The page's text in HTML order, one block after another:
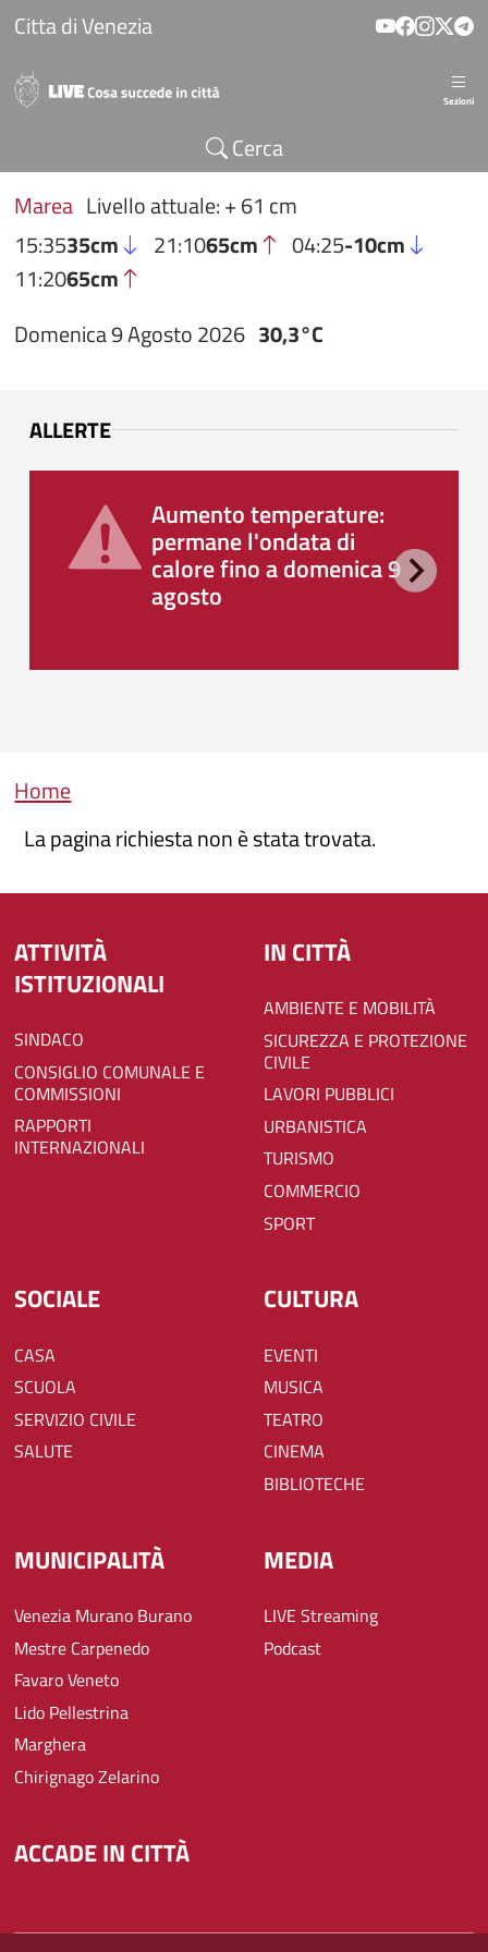
Salta al contenuto principale
Citta di Venezia
Sezioni
Cerca
Marea Livello attuale: + 61 cm
15:3535cm 21:1065cm 04:25-10cm
11:2065cm
Domenica 9 Agosto 2026 30,3°C
ALLERTE
Aumento temperature:
permane l'ondata di
calore fino a domenica 9
agosto
Briciole di pane
Home
La pagina richiesta non è stata trovata.
ATTIVITÀ
ISTITUZIONALI
SINDACO
CONSIGLIO COMUNALE E
COMMISSIONI
RAPPORTI
INTERNAZIONALI
IN CITTÀ
AMBIENTE E MOBILITÀ
SICUREZZA E PROTEZIONE
CIVILE
LAVORI PUBBLICI
URBANISTICA
TURISMO
COMMERCIO
SPORT
SOCIALE
CASA
SCUOLA
SERVIZIO CIVILE
SALUTE
CULTURA
EVENTI
MUSICA
TEATRO
CINEMA
BIBLIOTECHE
MUNICIPALITÀ
Venezia Murano Burano
Mestre Carpenedo
Favaro Veneto
Lido Pellestrina
Marghera
Chirignago Zelarino
MEDIA
LIVE Streaming
Podcast
ACCADE IN CITTÀ